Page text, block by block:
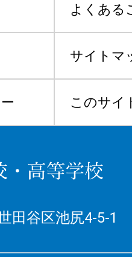
よくある
サイトマ
このサイ
田谷区池尻4-5-1